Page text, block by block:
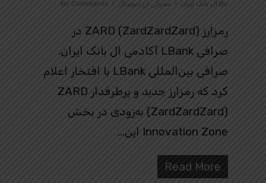
By ال بانک ایران معرفی ارز دیجیتال No Comments
رمزارز ZARD (ZardZardZard) در
صرافی LBank آکادمی ال بانک ایران.
صرافی بین‌المللی LBank با افتخار اعلام
کرد که رمزارز جدید و پرطرفدار ZARD
(ZardZardZard) به‌زودی در بخش
Innovation Zone این…
Read More